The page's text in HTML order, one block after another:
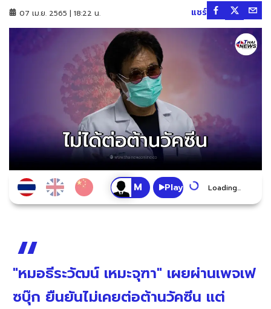
07 เม.ย. 2565 | 18:22 น. แชร์
Play Loading...
"หมอธีระวัฒน์ เหมะจุฑา" เผยผ่านเพจเฟ
ซบุ๊ก ยืนยันไม่เคยต่อต้านวัคซีน แต่